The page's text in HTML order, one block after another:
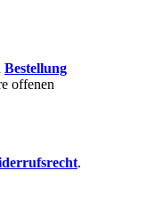
Bestellung
offenen
.